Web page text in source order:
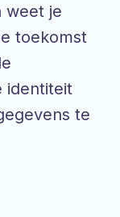
weet je
toekomst
identiteit
te